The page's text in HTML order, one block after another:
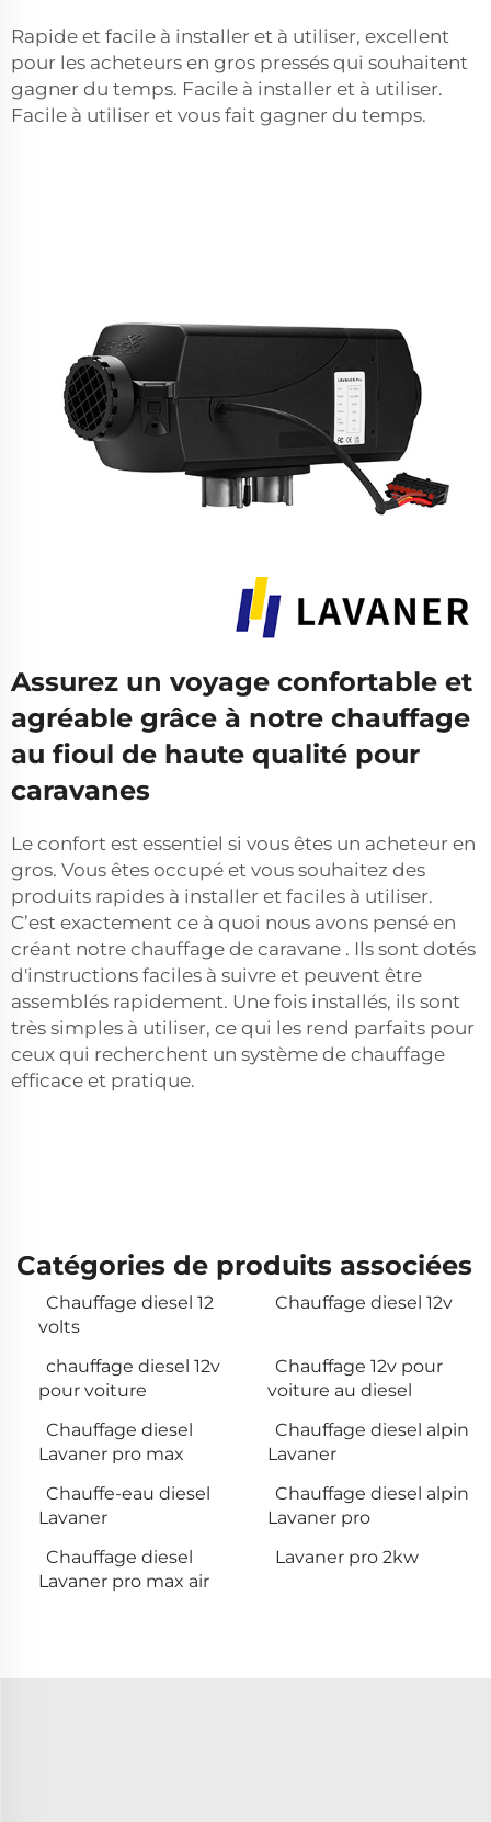
Rapide et facile à installer et à utiliser, excellent
pour les acheteurs en gros pressés qui souhaitent
gagner du temps. Facile à installer et à utiliser.
Facile à utiliser et vous fait gagner du temps.
Assurez un voyage confortable et
agréable grâce à notre chauffage
au fioul de haute qualité pour
caravanes
Le confort est essentiel si vous êtes un acheteur en
gros. Vous êtes occupé et vous souhaitez des
produits rapides à installer et faciles à utiliser.
C’est exactement ce à quoi nous avons pensé en
créant notre chauffage de caravane . Ils sont dotés
d'instructions faciles à suivre et peuvent être
assemblés rapidement. Une fois installés, ils sont
très simples à utiliser, ce qui les rend parfaits pour
ceux qui recherchent un système de chauffage
efficace et pratique.
Catégories de produits associées
Chauffage diesel 12
volts
Chauffage diesel 12v
chauffage diesel 12v
pour voiture
Chauffage 12v pour
voiture au diesel
Chauffage diesel
Lavaner pro max
Chauffage diesel alpin
Lavaner
Chauffe-eau diesel
Lavaner
Chauffage diesel alpin
Lavaner pro
Chauffage diesel
Lavaner pro max air
Lavaner pro 2kw